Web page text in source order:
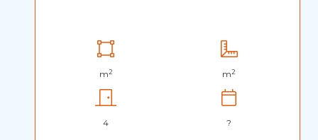
m2 m2
4 ?